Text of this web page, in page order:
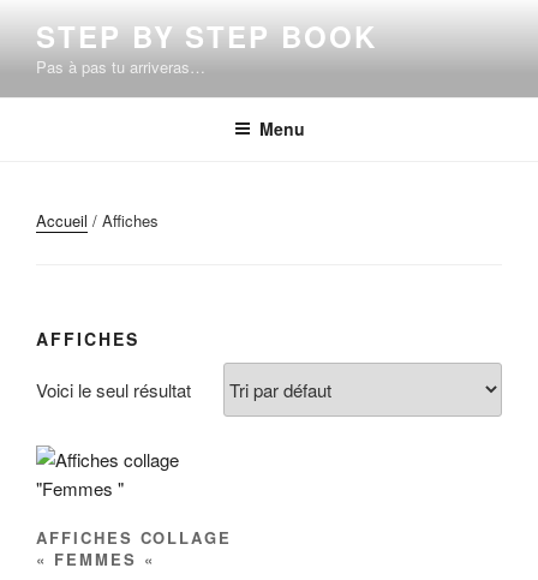
contenu
principal
STEP BY STEP BOOK
Pas à pas tu arriveras…
Menu
Accueil / Affiches
AFFICHES
Voici le seul résultat
AFFICHES COLLAGE
« FEMMES «